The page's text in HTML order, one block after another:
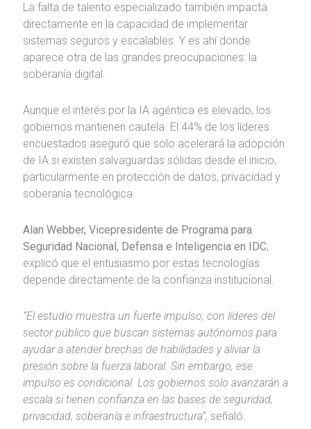
La falta de talento especializado también impacta
directamente en la capacidad de implementar
sistemas seguros y escalables. Y es ahí donde
aparece otra de las grandes preocupaciones: la
soberanía digital.
Aunque el interés por la IA agéntica es elevado, los
gobiernos mantienen cautela. El 44% de los líderes
encuestados aseguró que solo acelerará la adopción
de IA si existen salvaguardas sólidas desde el inicio,
particularmente en protección de datos, privacidad y
soberanía tecnológica.
Alan Webber, Vicepresidente de Programa para
Seguridad Nacional, Defensa e Inteligencia en IDC,
explicó que el entusiasmo por estas tecnologías
depende directamente de la confianza institucional.
“El estudio muestra un fuerte impulso, con líderes del
sector público que buscan sistemas autónomos para
ayudar a atender brechas de habilidades y aliviar la
presión sobre la fuerza laboral. Sin embargo, ese
impulso es condicional. Los gobiernos solo avanzarán a
escala si tienen confianza en las bases de seguridad,
privacidad, soberanía e infraestructura”, señaló.